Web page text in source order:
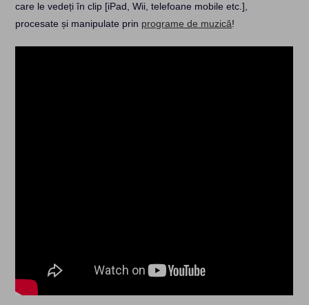
care le vedeți în clip [iPad, Wii, telefoane mobile etc.],
procesate și manipulate prin programe de muzică!